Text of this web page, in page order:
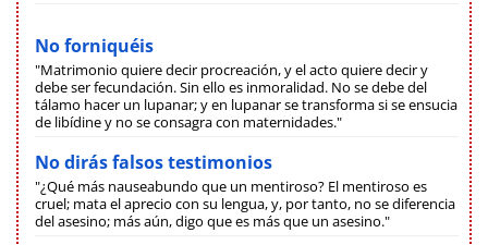
No forniquéis
"Matrimonio quiere decir procreación, y el acto quiere decir y
debe ser fecundación. Sin ello es inmoralidad. No se debe del
tálamo hacer un lupanar; y en lupanar se transforma si se ensucia
de libídine y no se consagra con maternidades."
No dirás falsos testimonios
"¿Qué más nauseabundo que un mentiroso? El mentiroso es
cruel; mata el aprecio con su lengua, y, por tanto, no se diferencia
del asesino; más aún, digo que es más que un asesino."